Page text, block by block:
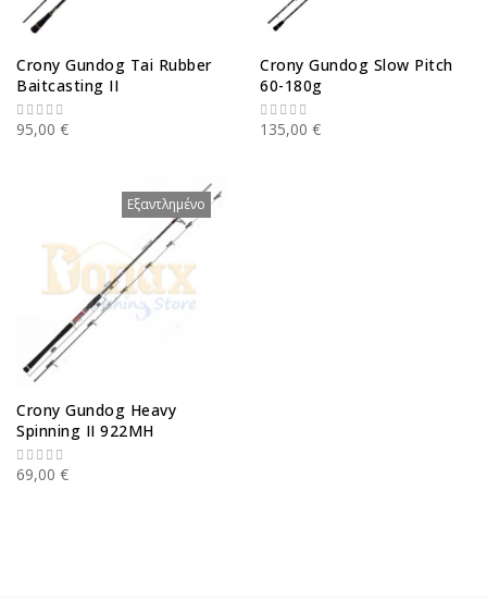
Crony Gundog Tai Rubber
Baitcasting II
95,00 €
Crony Gundog Slow Pitch
60-180g
135,00 €
Εξαντλημένο
Crony Gundog Heavy
Spinning II 922MH
69,00 €